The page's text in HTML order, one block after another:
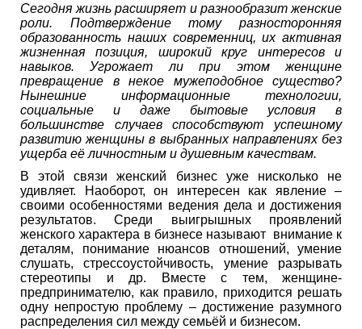
Сегодня жизнь расширяет и разнообразит женские
роли. Подтверждение тому разносторонняя
образованность наших современниц, их активная
жизненная позиция, широкий круг интересов и
навыков. Угрожает ли при этом женщине
превращение в некое мужеподобное существо?
Нынешние информационные технологии,
социальные и даже бытовые условия в
большинстве случаев способствуют успешному
развитию женщины в выбранных направлениях без
ущерба её личностным и душевным качествам.
В этой связи женский бизнес уже нисколько не
удивляет. Наоборот, он интересен как явление –
своими особенностями ведения дела и достижения
результатов. Среди выигрышных проявлений
женского характера в бизнесе называют внимание к
деталям, понимание нюансов отношений, умение
слушать, стрессоустойчивость, умение разрывать
стереотипы и др. Вместе с тем, женщине-
предпринимателю, как правило, приходится решать
одну непростую проблему – достижение разумного
распределения сил между семьёй и бизнесом.